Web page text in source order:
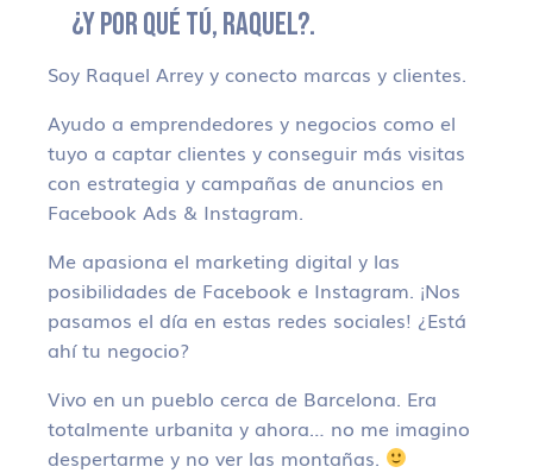
¿Y POR QUÉ TÚ, RAQUEL?.
Soy Raquel Arrey y conecto marcas y clientes.
Ayudo a emprendedores y negocios como el
tuyo a captar clientes y conseguir más visitas
con estrategia y campañas de anuncios en
Facebook Ads & Instagram.
Me apasiona el marketing digital y las
posibilidades de Facebook e Instagram. ¡Nos
pasamos el día en estas redes sociales! ¿Está
ahí tu negocio?
Vivo en un pueblo cerca de Barcelona. Era
totalmente urbanita y ahora… no me imagino
despertarme y no ver las montañas.